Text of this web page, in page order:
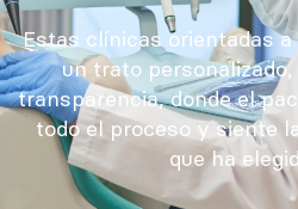
Estas clínicas orientadas
un trato
transparencia, donde el
todo el proceso y siente
que ha